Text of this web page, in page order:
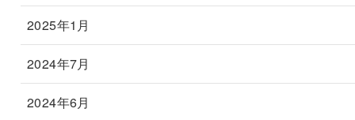
2025年1月
2024年7月
2024年6月